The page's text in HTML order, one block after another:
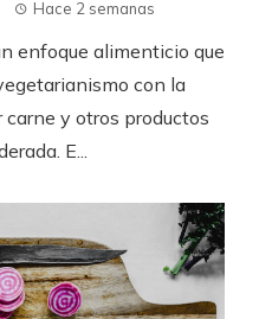
Hace 2 semanas
enfoque alimenticio que
con la
y otros productos
E...